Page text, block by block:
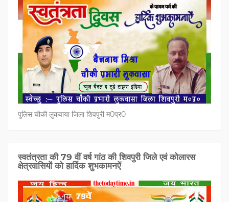
पुलिस चौकी लुकवाया जिला शिवपुरी म0प्र0
स्वतंत्रता की 79 वीं वर्ष गांठ की शिवपुरी जिले एवं कोलारस
क्षेत्रवासियों को हार्दिक शुभकामनऐं